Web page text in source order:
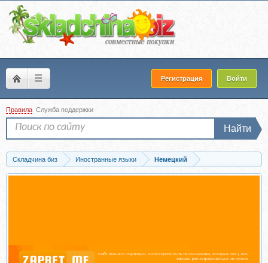
☰ Регистрация Войти
Правила Служба поддержки
Найти
Складчина биз Иностранные языки
Немецкий
Запись B2-Prüfungen. Твой спаситель при сдаче Goethe/Telc B2. Тариф 1...